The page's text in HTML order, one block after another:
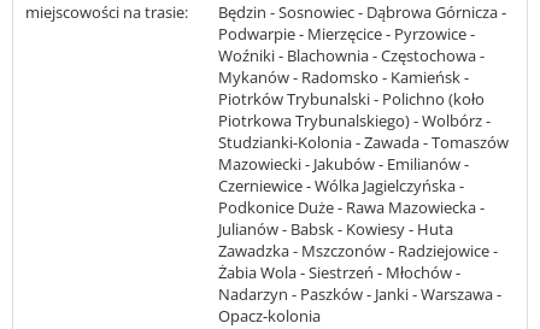
miejscowości na trasie:
Będzin - Sosnowiec - Dąbrowa Górnicza -
Podwarpie - Mierzęcice - Pyrzowice -
Woźniki - Blachownia - Częstochowa -
Mykanów - Radomsko - Kamieńsk -
Piotrków Trybunalski - Polichno (koło
Piotrkowa Trybunalskiego) - Wolbórz -
Studzianki-Kolonia - Zawada - Tomaszów
Mazowiecki - Jakubów - Emilianów -
Czerniewice - Wólka Jagielczyńska -
Podkonice Duże - Rawa Mazowiecka -
Julianów - Babsk - Kowiesy - Huta
Zawadzka - Mszczonów - Radziejowice -
Żabia Wola - Siestrzeń - Młochów -
Nadarzyn - Paszków - Janki - Warszawa -
Opacz-kolonia